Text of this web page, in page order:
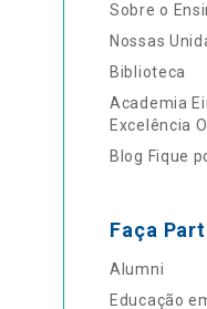
Sobre o
Nossas
Biblioteca
Academia
Excelência
Blog Fique
Faça
Alumni
Educação